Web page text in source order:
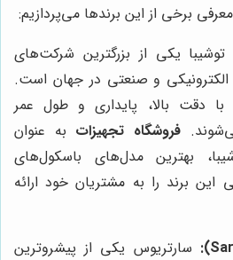
برخی از این برندها می‌پردازیم:
توشیبا یکی از بزرگترین شرکت‌های
الکترونیکی و صنعتی در جهان است.
با دقت بالا، پایداری و طول عمر
فروشگاه تجهیزات به عنوان
بهترین مدل‌های باسکول‌های
برند را به مشتریان خود ارائه
سارتریوس یکی از پیشروترین